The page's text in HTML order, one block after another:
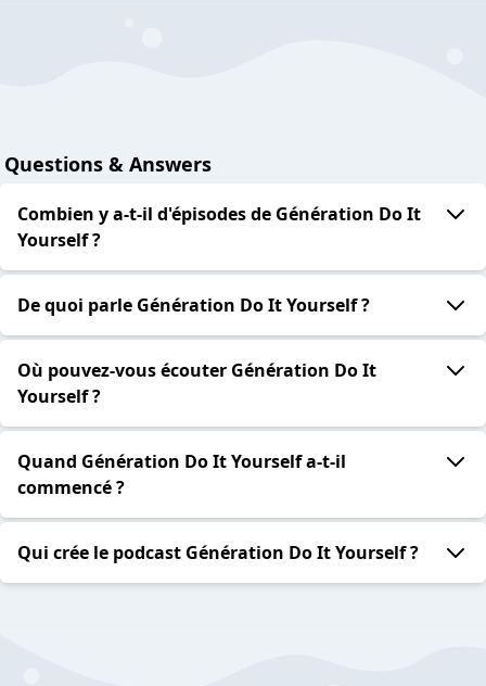
Questions & Answers
Combien y a-t-il d'épisodes de Génération Do It
Yourself ?
De quoi parle Génération Do It Yourself ?
Où pouvez-vous écouter Génération Do It
Yourself ?
Quand Génération Do It Yourself a-t-il
commencé ?
Qui crée le podcast Génération Do It Yourself ?